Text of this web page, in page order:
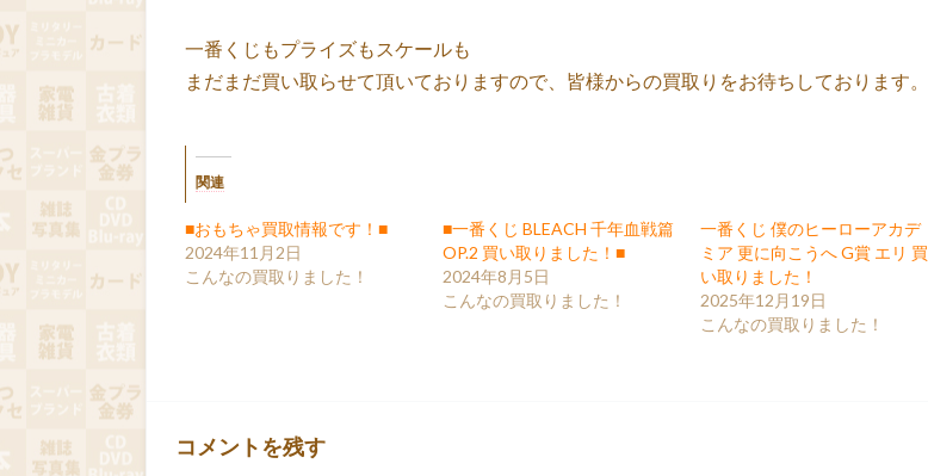
一番くじもプライズもスケールも
まだまだ買い取らせて頂いておりますので、皆様からの買取りをお待ちしております。
関連
■おもちゃ買取情報です！■
2024年11月2日
こんなの買取りました！
■一番くじ BLEACH 千年血戦篇
OP.2 買い取りました！■
2024年8月5日
こんなの買取りました！
一番くじ 僕のヒーローアカデ
ミア 更に向こうへ G賞 エリ 買
い取りました！
2025年12月19日
こんなの買取りました！
コメントを残す